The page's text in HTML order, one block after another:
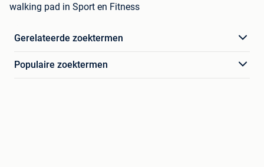
walking pad in Sport en Fitness
Gerelateerde zoektermen
Populaire zoektermen